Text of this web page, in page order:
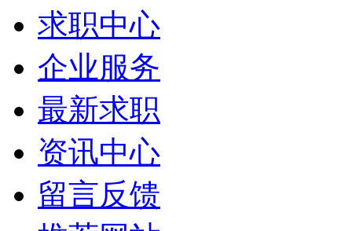
求职中心
企业服务
最新求职
资讯中心
留言反馈